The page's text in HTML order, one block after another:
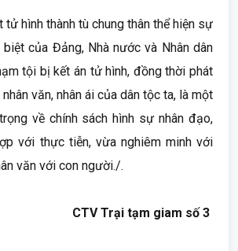
tử hình thành tù chung thân thể hiện sự
của Đảng, Nhà nước và Nhân dân
tội bị kết án tử hình, đồng thời phát
văn, nhân ái của dân tộc ta, là một
về chính sách hình sự nhân đạo,
với thực tiễn, vừa nghiêm minh với
văn với con người./.
CTV Trại tạm giam số 3